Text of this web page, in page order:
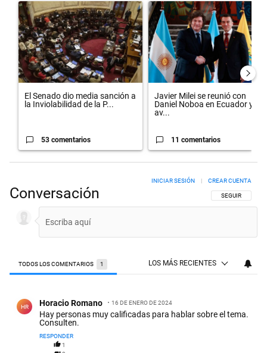
Un artículo de tendencia con el título "El Senado dio media sanción
El Senado dio media sanción a
la Inviolabilidad de la P...
53 comentarios
Un artículo de tendencia con el
Javier Milei se reunió con
Daniel Noboa en Ecuador y
av...
11 comentarios
Conversación SIGA ESTA
SEGUIR
INICIAR SESIÓN CREAR CUENTA
TODOS LOS COMENTARIOS 1 LOS MÁS RECIENTES
HR Horacio Romano 16 DE ENERO DE 2024
Hay personas muy calificadas para hablar sobre el tema.
Consulten.
RESPONDER
1